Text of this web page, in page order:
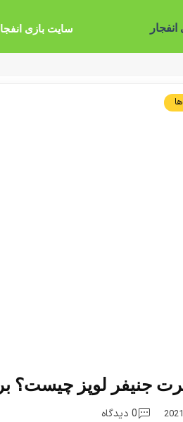
انفجار سایت بازی
جنیفر لوپز چیست؟
0 دیدگاه